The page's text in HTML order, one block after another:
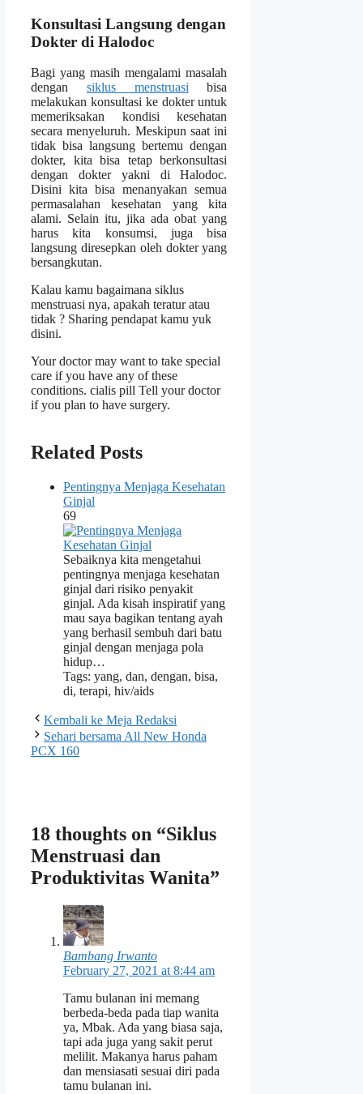
Konsultasi Langsung dengan
Dokter di Halodoc
Bagi yang masih mengalami masalah
dengan siklus menstruasi bisa
melakukan konsultasi ke dokter untuk
memeriksakan kondisi kesehatan
secara menyeluruh. Meskipun saat ini
tidak bisa langsung bertemu dengan
dokter, kita bisa tetap berkonsultasi
dengan dokter yakni di Halodoc.
Disini kita bisa menanyakan semua
permasalahan kesehatan yang kita
alami. Selain itu, jika ada obat yang
harus kita konsumsi, juga bisa
langsung diresepkan oleh dokter yang
bersangkutan.
Kalau kamu bagaimana siklus
menstruasi nya, apakah teratur atau
tidak ? Sharing pendapat kamu yuk
disini.
Your doctor may want to take special
care if you have any of these
conditions. cialis pill Tell your doctor
if you plan to have surgery.
Related Posts
Pentingnya Menjaga Kesehatan
Ginjal
69
Sebaiknya kita mengetahui
pentingnya menjaga kesehatan
ginjal dari risiko penyakit
ginjal. Ada kisah inspiratif yang
mau saya bagikan tentang ayah
yang berhasil sembuh dari batu
ginjal dengan menjaga pola
hidup…
Tags: yang, dan, dengan, bisa,
di, terapi, hiv/aids
Kembali ke Meja Redaksi
Sehari bersama All New Honda
PCX 160
18 thoughts on “Siklus
Menstruasi dan
Produktivitas Wanita”
Bambang Irwanto
February 27, 2021 at 8:44 am
Tamu bulanan ini memang
berbeda-beda pada tiap wanita
ya, Mbak. Ada yang biasa saja,
tapi ada juga yang sakit perut
melilit. Makanya harus paham
dan mensiasati sesuai diri pada
tamu bulanan ini.